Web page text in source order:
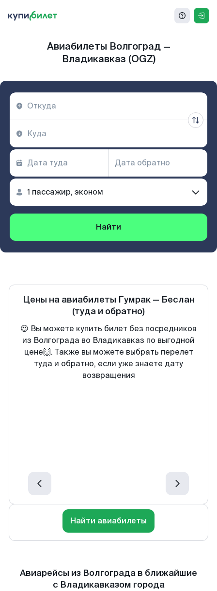
Авиабилеты Волгоград —
Владикавказ (OGZ)
Найти
Цены на авиабилеты Гумрак— Беслан
(туда и обратно)
😍 Вы можете купить билет без посредников
из Волгограда во Владикавказ по выгодной
цене🙌. Также вы можете выбрать перелет
туда и обратно, если уже знаете дату
возвращения
Найти авиабилеты
Авиарейсы из Волгограда в ближайшие
с Владикавказом города